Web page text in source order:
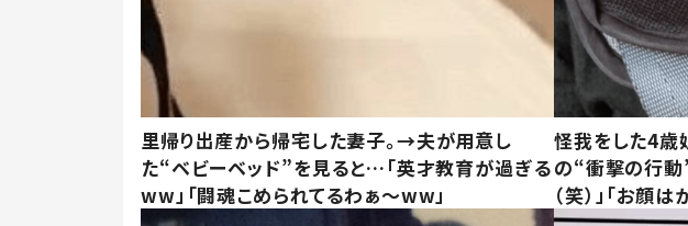
里帰り出産から帰宅した妻子。→夫が用意し
た“ベビーベッド”を見ると…「英才教育が過ぎる
ww」「闘魂こめられてるわぁ～ww」
怪我をした4歳
の“衝撃の行
（笑）」「お顔